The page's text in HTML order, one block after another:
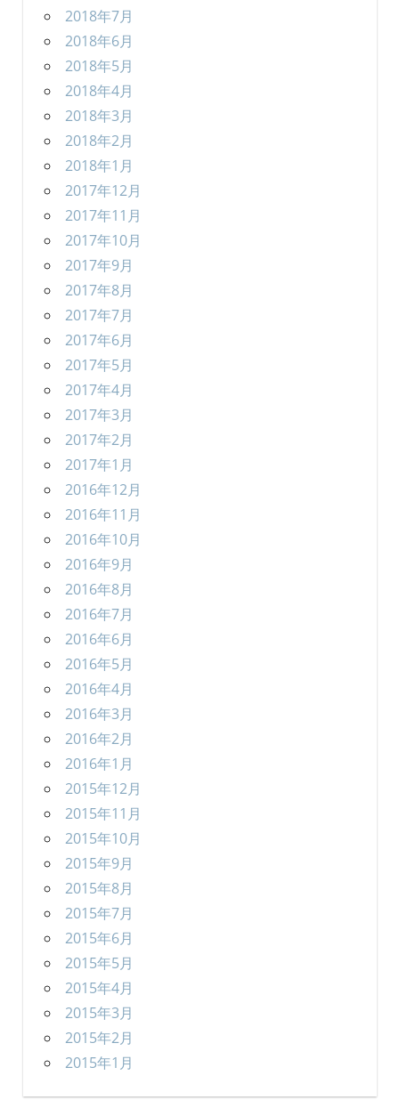
2018年7月
2018年6月
2018年5月
2018年4月
2018年3月
2018年2月
2018年1月
2017年12月
2017年11月
2017年10月
2017年9月
2017年8月
2017年7月
2017年6月
2017年5月
2017年4月
2017年3月
2017年2月
2017年1月
2016年12月
2016年11月
2016年10月
2016年9月
2016年8月
2016年7月
2016年6月
2016年5月
2016年4月
2016年3月
2016年2月
2016年1月
2015年12月
2015年11月
2015年10月
2015年9月
2015年8月
2015年7月
2015年6月
2015年5月
2015年4月
2015年3月
2015年2月
2015年1月